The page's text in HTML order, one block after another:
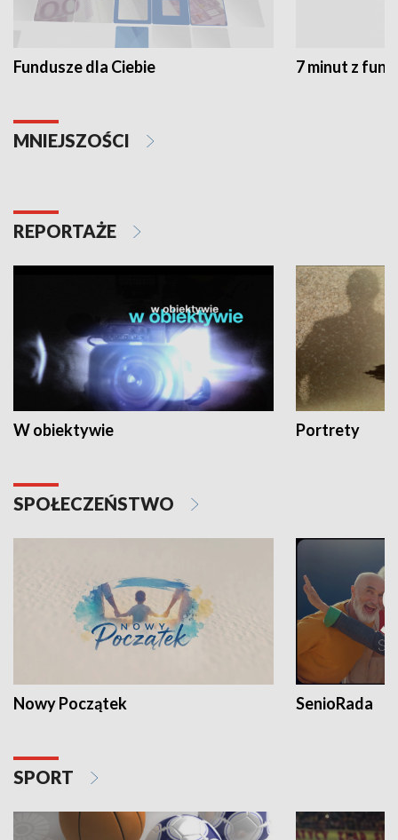
Fundusze dla Ciebie 7 minut z
MNIEJSZOŚCI
REPORTAŻE
W obiektywie Portrety
SPOŁECZEŃSTWO
Nowy Początek SenioRada
SPORT